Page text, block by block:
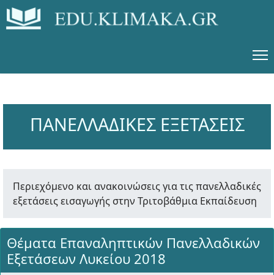
ΠΑΝΕΛΛΑΔΙΚΕΣ ΕΞΕΤΑΣΕΙΣ
Περιεχόμενο και ανακοινώσεις για τις πανελλαδικές
εξετάσεις εισαγωγής στην Τριτοβάθμια Εκπαίδευση
Θέματα Επαναληπτικών Πανελλαδικών
Εξετάσεων Λυκείου 2018